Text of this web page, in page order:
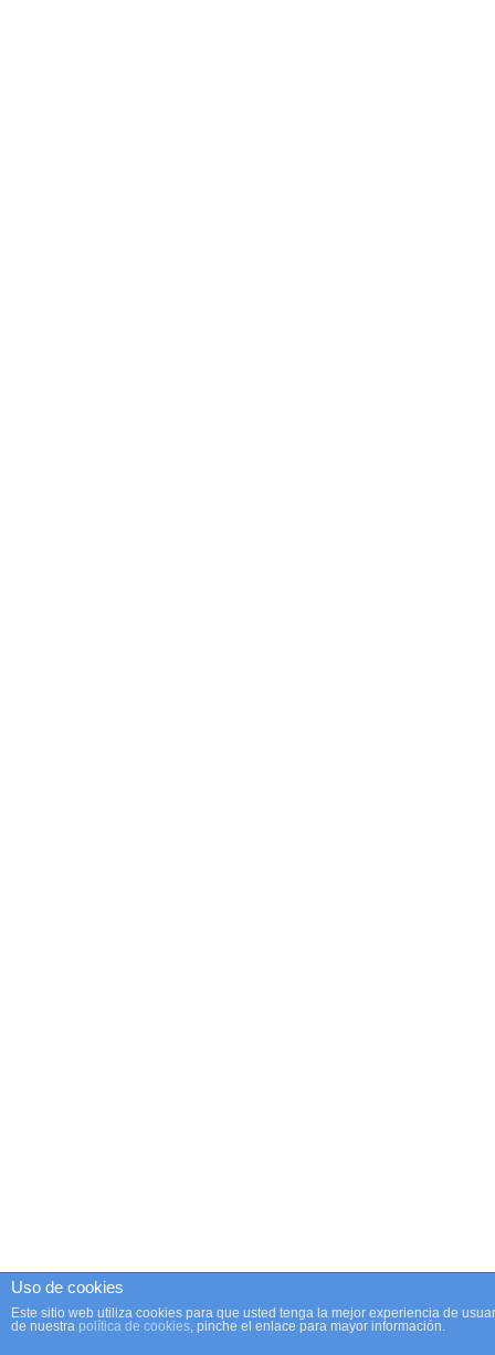
Uso de cookies
Este sitio web utiliza cookies para que usted tenga la mejor experiencia de
de nuestra política de cookies, pinche el enlace para mayor información.